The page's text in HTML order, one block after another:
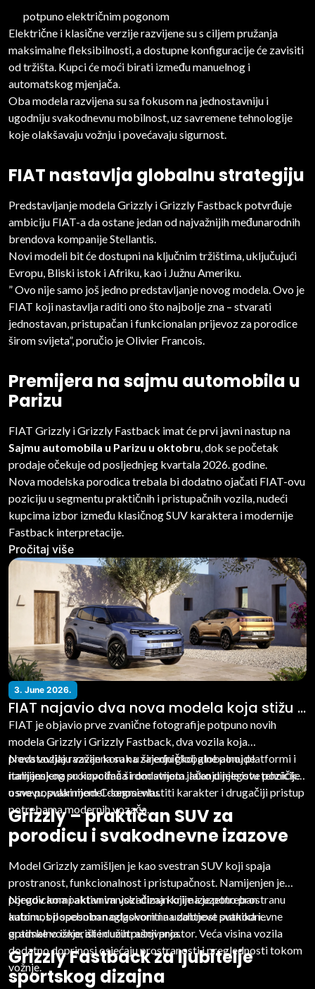
potpuno električnim pogonom
Električne i klasične verzije razvijene su s ciljem pružanja
maksimalne fleksibilnosti, a dostupne konfiguracije će zavisiti
od tržišta. Kupci će moći birati između manuelnog i
automatskog mjenjača.
Oba modela razvijena su sa fokusom na jednostavniju i
ugodniju svakodnevnu mobilnost, uz savremene tehnologije
koje olakšavaju vožnju i povećavaju sigurnost.
FIAT nastavlja globalnu strategiju
Predstavljanje modela Grizzly i Grizzly Fastback potvrđuje
ambiciju FIAT-a da ostane jedan od najvažnijih međunarodnih
brendova kompanije Stellantis.
Novi modeli bit će dostupni na ključnim tržištima, uključujući
Evropu, Bliski istok i Afriku, kao i Južnu Ameriku.
” Ovo nije samo još jedno predstavljanje novog modela. Ovo je
FIAT koji nastavlja raditi ono što najbolje zna – stvarati
jednostavan, pristupačan i funkcionalan prijevoz za porodice
širom svijeta”, poručio je Olivier Francois.
Premijera na sajmu automobila u
Parizu
FIAT Grizzly i Grizzly Fastback imat će prvi javni nastup na
Sajmu automobila u Parizu u oktobru, dok se početak
prodaje očekuje od posljednjeg kvartala 2026. godine.
Nova modelska porodica trebala bi dodatno ojačati FIAT-ovu
poziciju u segmentu praktičnih i pristupačnih vozila, nudeći
kupcima izbor između klasičnog SUV karaktera i modernije
Fastback interpretacije.
Pročitaj više
3. June 2026.
FIAT najavio dva nova modela koja stižu u
Evropu 2026. godine
FIAT je objavio prve zvanične fotografije potpuno novih
modela Grizzly i Grizzly Fastback, dva vozila koja
predstavljaju važan korak u širenju globalne ponude
italijanskog proizvođača i dodatnom jačanju njegove pozicije
u sve popularnijem C-segmentu.
Nova vozila razvijena su na zajedničkoj globalnoj platformi i
namijenjena su kupcima širom svijeta. Iako dijele istu tehničku
osnovu, svaki model donosi vlastiti karakter i drugačiji pristup
potrebama modernih vozača.
Grizzly – praktičan SUV za
porodicu i svakodnevne izazove
Model Grizzly zamišljen je kao svestran SUV koji spaja
prostranost, funkcionalnost i pristupačnost. Namijenjen je
porodicama i aktivnim vozačima kojima je potreban
automobil sposoban odgovoriti na zahtjeve svakodnevne
gradske vožnje, ali i dužih putovanja.
Njegov kompaktan vanjski dizajn krije izuzetno prostranu
kabinu, s posebnim naglaskom na udobnost putnika i
optimalno iskorišten unutrašnji prostor. Veća visina vozila
dodatno doprinosi osjećaju prostranosti i preglednosti tokom
vožnje.
Grizzly Fastback za ljubitelje
sportskog dizajna